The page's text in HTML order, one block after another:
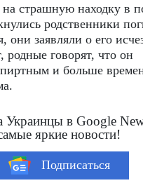
на страшную находку в
родственники
они заявляли о его
говорят, что он
и больше
в Google
яркие новости!
Подписаться